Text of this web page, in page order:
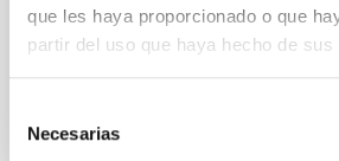
que les haya proporcionado o que
partir del uso que haya hecho de
Necesarias
Acepto los términos y
privacidad*